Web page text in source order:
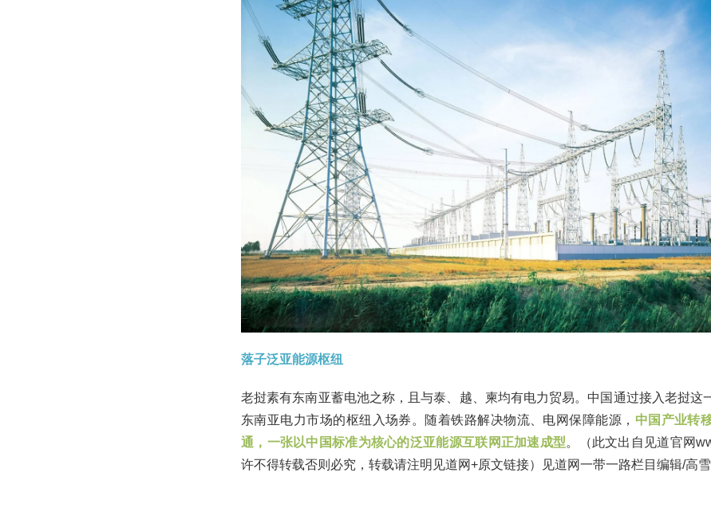
落子泛亚能源枢纽
老挝素有东南亚蓄电池之称，且与泰、越、柬均有电力贸易。中国通过接入老挝这
东南亚电力市场的枢纽入场券。随着铁路解决物流、电网保障能源， 中国产业转
通，一张以中国标准为核心的泛亚能源互联网正加速成型。（此文出自见道官网
许不得转载否则必究，转载请注明见道网+原文链接）见道网一带一路栏目编辑/高雪